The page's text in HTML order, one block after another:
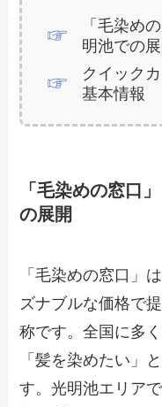
「毛染め
明池での
クイック
基本情報
「毛染めの窓口
の展開
「毛染めの窓口」
ズナブルな価格で
称です。全国に多
「髪を染めたい」
す。光明池エリア